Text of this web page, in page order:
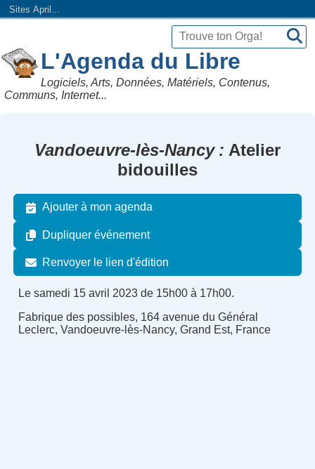
Sites April...
L'Agenda du Libre
Logiciels, Arts, Données, Matériels, Contenus,
Communs, Internet...
Vandoeuvre-lès-Nancy
Atelier
bidouilles
Ajouter à mon agenda
Dupliquer événement
Renvoyer le lien d'édition
Le samedi 15 avril 2023 de 15h00 à 17h00.
Fabrique des possibles, 164 avenue du Général
Leclerc, Vandoeuvre-lès-Nancy, Grand Est, France